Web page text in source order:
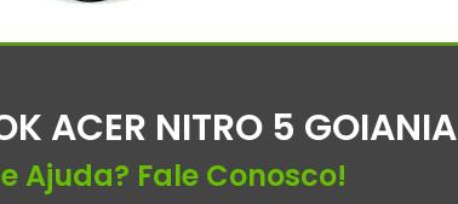
ACER NITRO 5 GOIANIA
Ajuda? Fale Conosco!